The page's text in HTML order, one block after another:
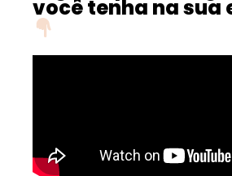
você tenha na sua